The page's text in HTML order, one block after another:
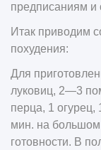
предписаниям и
Итак приводим
похудения:
Для
луковиц, 2—3
перца, 1
мин. на
готовности. В